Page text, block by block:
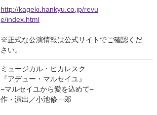
http://kageki.hankyu.co.jp/revu
e/index.html
※正式な公演情報は公式サイトでご確認くだ
さい。
ミュージカル・ピカレスク
『アデュー・マルセイユ』
−マルセイユから愛を込めて−
作・演出／小池修一郎